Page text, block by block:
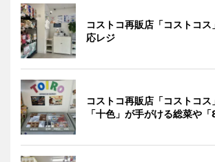
コストコ再販店「コストコ
応レジ
コストコ再販店「コストコス
「十色」が手がける総菜や「